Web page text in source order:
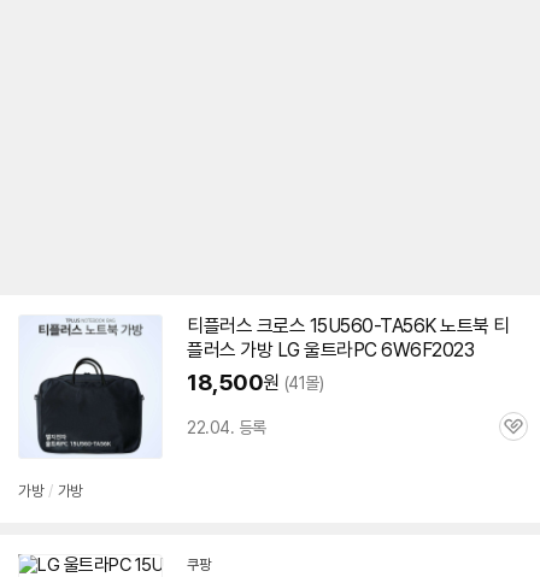
티플러스 크로스 15U560-TA56K노트북 티
플러스 가방 LG 울트라PC 6W6F2023
18,500원 (41몰)
22.04. 등록
관
가방 / 가방
쿠팡